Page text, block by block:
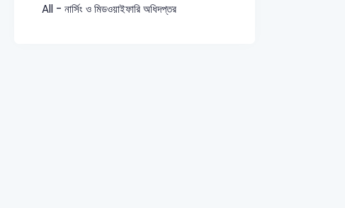
All - নার্সিং ও মিডওয়াইফারি অধিদপ্তর